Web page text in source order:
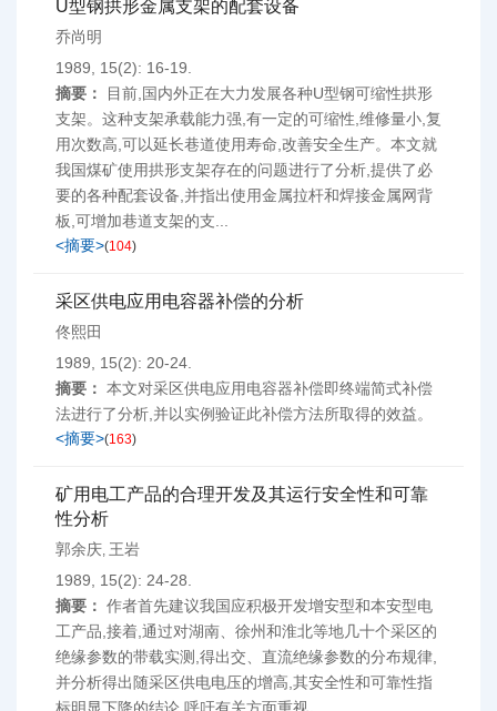
U型钢拱形金属支架的配套设备
乔尚明
1989, 15(2): 16-19.
摘要：
目前,国内外正在大力发展各种U型钢可缩性拱形
支架。这种支架承载能力强,有一定的可缩性,维修量小,复
用次数高,可以延长巷道使用寿命,改善安全生产。本文就
我国煤矿使用拱形支架存在的问题进行了分析,提供了必
要的各种配套设备,并指出使用金属拉杆和焊接金属网背
板,可增加巷道支架的支...
<摘要>(104)
采区供电应用电容器补偿的分析
佟熙田
1989, 15(2): 20-24.
摘要： 本文对采区供电应用电容器补偿即终端简式补偿
法进行了分析,并以实例验证此补偿方法所取得的效益。
<摘要>(163)
矿用电工产品的合理开发及其运行安全性和可靠
性分析
郭余庆, 王岩
1989, 15(2): 24-28.
摘要： 作者首先建议我国应积极开发增安型和本安型电
工产品,接着,通过对湖南、徐州和淮北等地几十个采区的
绝缘参数的带载实测,得出交、直流绝缘参数的分布规律,
并分析得出随采区供电电压的增高,其安全性和可靠性指